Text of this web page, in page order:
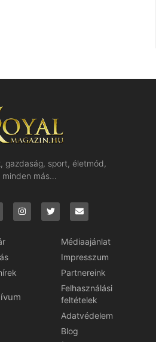
gazdaság, sport, életmód,
minden más…
Médiaajánlat
Impresszum
Partnereink
Felhasználási
feltételek
Adatvédelem
Blog